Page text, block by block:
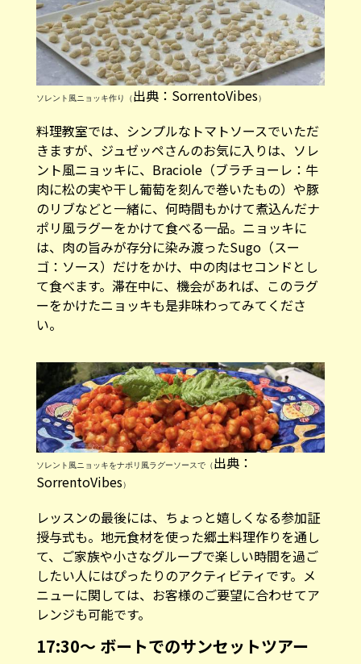
ソレント風ニョッキ作り（出典：SorrentoVibes）
料理教室では、シンプルなトマトソースでいただ
きますが、ジュゼッペさんのお気に入りは、ソレ
ント風ニョッキに、Braciole（ブラチョーレ：牛
肉に松の実や干し葡萄を刻んで巻いたもの）や豚
のリブなどと一緒に、何時間もかけて煮込んだナ
ポリ風ラグーをかけて食べる一品。ニョッキに
は、肉の旨みが存分に染み渡ったSugo（スー
ゴ：ソース）だけをかけ、中の肉はセコンドとし
て食べます。滞在中に、機会があれば、このラグ
ーをかけたニョッキも是非味わってみてくださ
い。
ソレント風ニョッキをナポリ風ラグーソースで（出典：
SorrentoVibes）
レッスンの最後には、ちょっと嬉しくなる参加証
授与式も。地元食材を使った郷土料理作りを通し
て、ご家族や小さなグループで楽しい時間を過ご
したい人にはぴったりのアクティビティです。メ
ニューに関しては、お客様のご要望に合わせてア
レンジも可能です。
17:30〜 ボートでのサンセットツアー